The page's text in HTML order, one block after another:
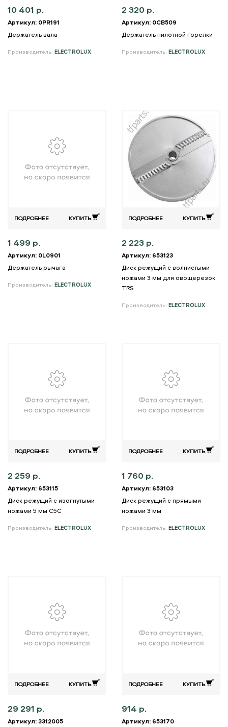
10 401 р.
Артикул: 0PR191
Держатель вала
Производитель: ELECTROLUX
2 320 р.
Артикул: 0CB509
Держатель пилотной горелки
Производитель: ELECTROLUX
ПОДРОБНЕЕ КУПИТЬ
1 499 р.
Артикул: 0L0901
Держатель рычага
Производитель: ELECTROLUX
ПОДРОБНЕЕ КУПИТЬ
2 223 р.
Артикул: 653123
Диск режущий с волнистыми
ножами 3 мм для овощерезок
TRS
Производитель: ELECTROLUX
ПОДРОБНЕЕ КУПИТЬ
2 259 р.
Артикул: 653115
Диск режущий с изогнутыми
ножами 5 мм C5C
Производитель: ELECTROLUX
ПОДРОБНЕЕ КУПИТЬ
1 760 р.
Артикул: 653103
Диск режущий с прямыми
ножами 3 мм
Производитель: ELECTROLUX
ПОДРОБНЕЕ КУПИТЬ
29 291 р.
Артикул: 3312005
ПОДРОБНЕЕ КУПИТЬ
914 р.
Артикул: 653170